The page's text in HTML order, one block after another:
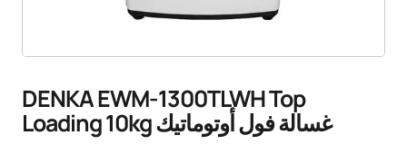
DENKA EWM-1300TLWH Top
Loading 10kg غسالة فول أوتوماتيك